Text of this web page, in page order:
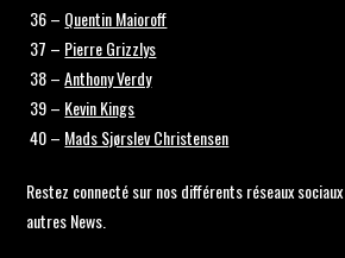
36 – Quentin Maioroff
37 – Pierre Grizzlys
38 –Anthony Verdy
39 – Kevin Kings
40 – Mads Sjørslev Christensen
Restez connecté sur nos différents réseaux
autres News.